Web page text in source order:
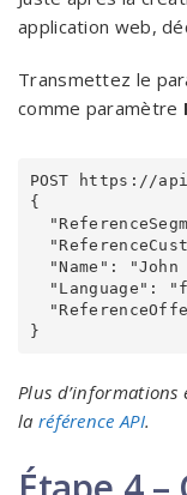
application web,
Transmettez le
comme paramètre
POST https://
{
Plus d’informations
la référence API.